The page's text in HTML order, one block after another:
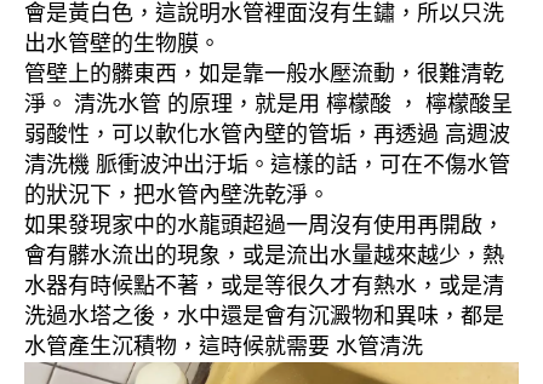
會是黃白色，這說明水管裡面沒有生鏽，所以只洗
出水管壁的生物膜。
管壁上的髒東西，如是靠一般水壓流動，很難清乾
淨。 清洗水管 的原理，就是用 檸檬酸 ， 檸檬酸呈
弱酸性，可以軟化水管內壁的管垢，再透過 高週波
清洗機 脈衝波沖出汙垢。這樣的話，可在不傷水管
的狀況下，把水管內壁洗乾淨。
如果發現家中的水龍頭超過一周沒有使用再開啟，
會有髒水流出的現象，或是流出水量越來越少，熱
水器有時候點不著，或是等很久才有熱水，或是清
洗過水塔之後，水中還是會有沉澱物和異味，都是
水管產生沉積物，這時候就需要 水管清洗